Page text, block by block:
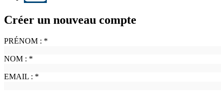
Créer un nouveau compte
PRÉNOM : *
NOM : *
EMAIL : *